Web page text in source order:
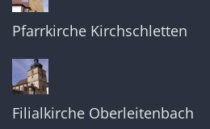
Pfarrkirche Kirchschletten
Filialkirche Oberleitenbach